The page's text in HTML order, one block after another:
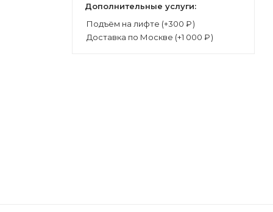
Дополнительные услуги:
Подъём на лифте (+300 ₽)
Доставка по Москве (+1 000 ₽)